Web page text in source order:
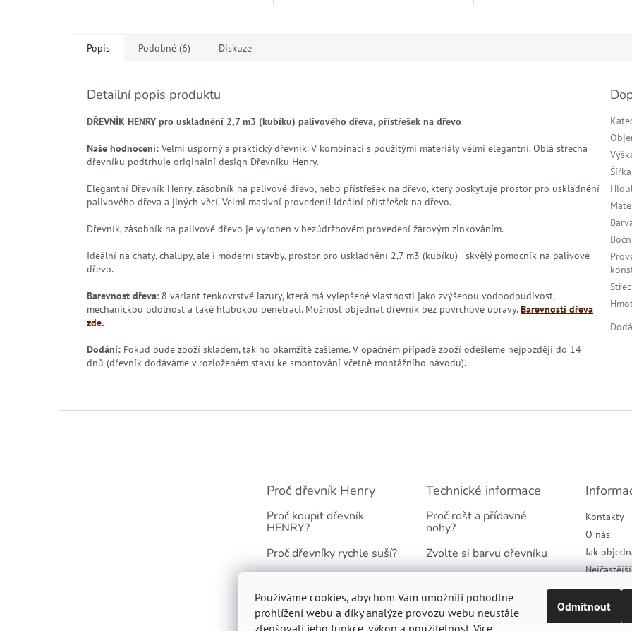
Používáme cookies, abychom Vám umožnili pohodlné
prohlížení webu a díky analýze provozu webu neustále
zlepšovali jeho funkce, výkon a použitelnost. Více
Odmítnout
Popis Podobné (6) Diskuze
Detailní popis produktu
DŘEVNÍK HENRY pro uskladnění 2,7 m3 (kubíku) palivového dřeva, přístřešek na dřevo
Naše hodnocení: Velmi úsporný a praktický dřevník. V kombinaci s použitými materiály velmi elegantní. Oblá střecha
dřevníku podtrhuje originální design Dřevníku Henry.
Elegantní Dřevník Henry, zásobník na palivové dřevo, nebo přístřešek na dřevo, který poskytuje prostor pro uskladnění
palivového dřeva a jiných věcí. Velmi masivní provedení! Ideální přístřešek na dřevo.
Dřevník, zásobník na palivové dřevo je vyroben v bezúdržbovém provedení žárovým zinkováním.
Ideální na chaty, chalupy, ale i moderní stavby, prostor pro uskladnění 2,7 m3 (kubíku) - skvělý pomocník na palivové
dřevo.
Barevnost dřeva: 8 variant tenkovrstvé lazury, která má vylepšené vlastnosti jako zvýšenou vodoodpudivost,
mechanickou odolnost a také hlubokou penetraci. Možnost objednat dřevník bez povrchové úpravy.Barevnosti dřeva
zde.
Dodání: Pokud bude zboží skladem, tak ho okamžitě zašleme. V opačném případě zboží odešleme nejpozději do 14
dnů (dřevník dodáváme v rozloženém stavu ke smontování včetně montážního návodu).
Šířka
Proč dřevník Henry
Proč koupit dřevník
HENRY?
Proč dřevníky rychle suší?
Dřevník s tradicí
Technické informace
Proč rošt a přídavné
nohy?
Zvolte si barvu dřevníku
Proč suché dřevo
Kontakty
O nás
Jak
Obchodní
Podmínky